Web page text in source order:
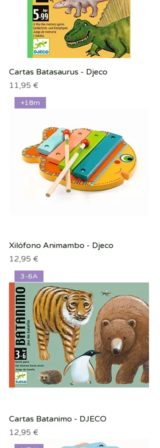
Cartas Batasaurus - Djeco
Precio
11,95 €
+18m
Xilófono Animambo - Djeco
Precio
12,95 €
3-6A
Cartas Batanimo - DJECO
Precio
12,95 €